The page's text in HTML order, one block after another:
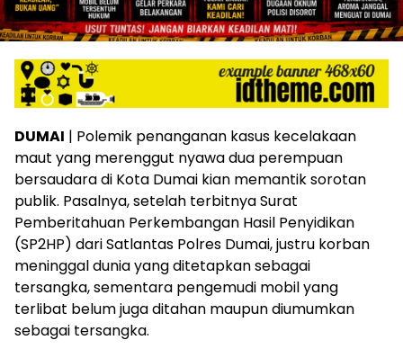
DUMAI | Polemik penanganan kasus kecelakaan
maut yang merenggut nyawa dua perempuan
bersaudara di Kota Dumai kian memantik sorotan
publik. Pasalnya, setelah terbitnya Surat
Pemberitahuan Perkembangan Hasil Penyidikan
(SP2HP) dari Satlantas Polres Dumai, justru korban
meninggal dunia yang ditetapkan sebagai
tersangka, sementara pengemudi mobil yang
terlibat belum juga ditahan maupun diumumkan
sebagai tersangka.